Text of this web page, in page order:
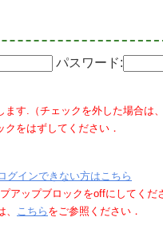
パスワード:
ます.（チェックを外した場合は
をはずしてください．
グインできない方はこちら
アップブロックをoffにしてくだ
こちら をご参照ください．